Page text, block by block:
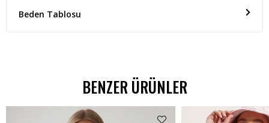
Beden Tablosu
BENZER ÜRÜNLER